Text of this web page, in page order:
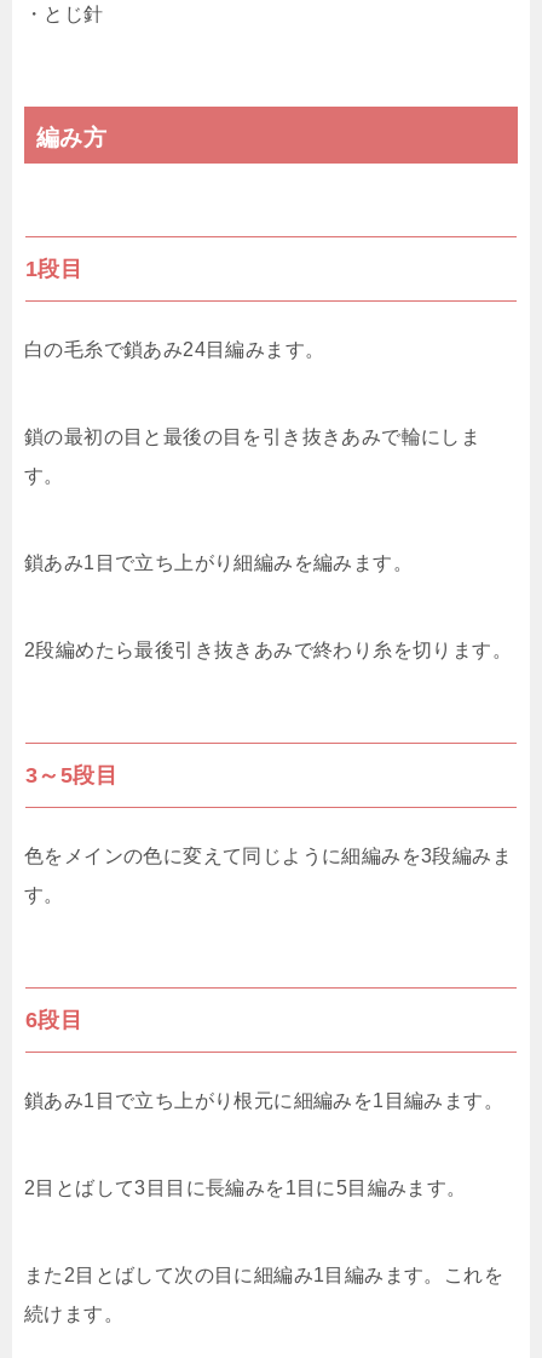
・とじ針
編み方
1段目
白の毛糸で鎖あみ24目編みます。
鎖の最初の目と最後の目を引き抜きあみで輪にしま
す。
鎖あみ1目で立ち上がり細編みを編みます。
2段編めたら最後引き抜きあみで終わり糸を切ります。
3～5段目
色をメインの色に変えて同じように細編みを3段編みま
す。
6段目
鎖あみ1目で立ち上がり根元に細編みを1目編みます。
2目とばして3目目に長編みを1目に5目編みます。
また2目とばして次の目に細編み1目編みます。これを
続けます。